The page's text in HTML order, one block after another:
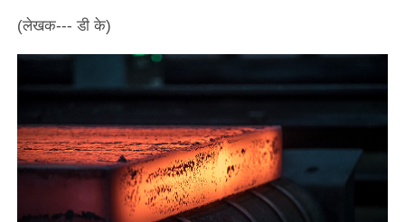
(लेखक--- डी के)